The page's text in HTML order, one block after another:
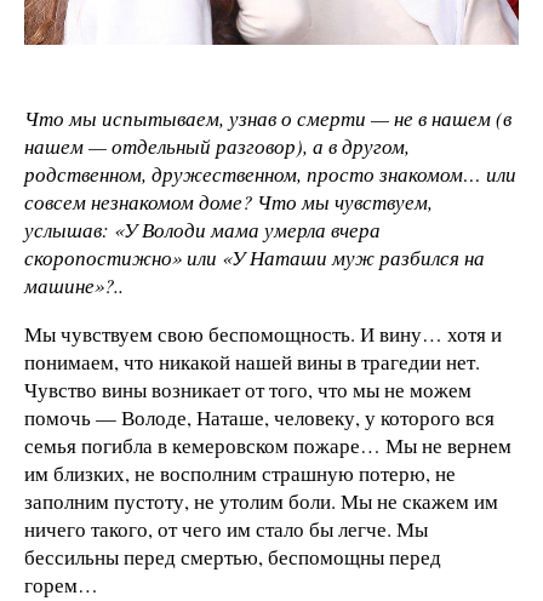
Что мы испытываем, узнав о смерти — не в нашем (в
нашем — отдельный разговор), а в другом,
родственном, дружественном, просто знакомом… или
совсем незнакомом доме? Что мы чувствуем,
услышав: «У Володи мама умерла вчера
скоропостижно» или «У Наташи муж разбился на
машине»?..
Мы чувствуем свою беспомощность. И вину… хотя и
понимаем, что никакой нашей вины в трагедии нет.
Чувство вины возникает от того, что мы не можем
помочь — Володе, Наташе, человеку, у которого вся
семья погибла в кемеровском пожаре… Мы не вернем
им близких, не восполним страшную потерю, не
заполним пустоту, не утолим боли. Мы не скажем им
ничего такого, от чего им стало бы легче. Мы
бессильны перед смертью, беспомощны перед
горем…